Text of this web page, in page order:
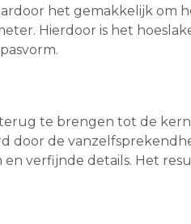
het gemakkelijk om
Hierdoor is het
te brengen tot de
door de
verfijnde details. Het